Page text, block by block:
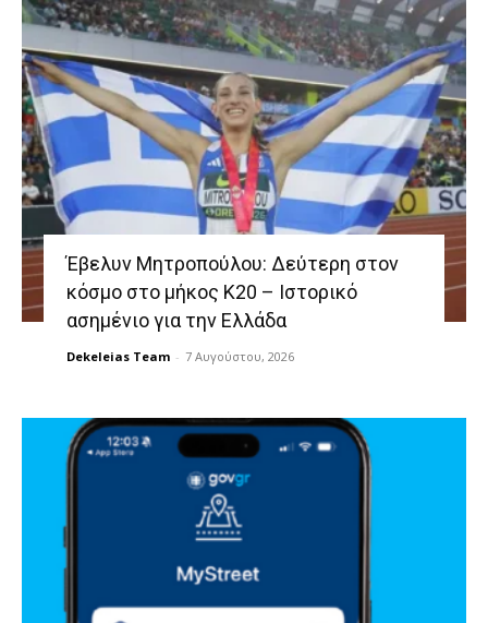
Έβελυν Μητροπούλου: Δεύτερη στον
κόσμο στο μήκος Κ20 – Ιστορικό
ασημένιο για την Ελλάδα
Dekeleias Team - 7 Αυγούστου, 2026